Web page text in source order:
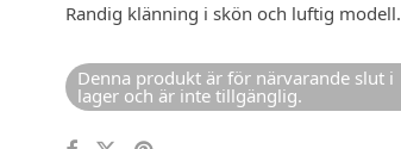
Randig klänning i skön och luftig modell.
Denna produkt är för närvarande slut i
lager och är inte tillgänglig.